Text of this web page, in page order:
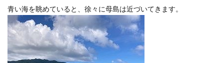
青い海を眺めていると、徐々に母島は近づいてきます。